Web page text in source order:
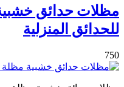
مظلات حدائق
للحدائق المنزلية
750